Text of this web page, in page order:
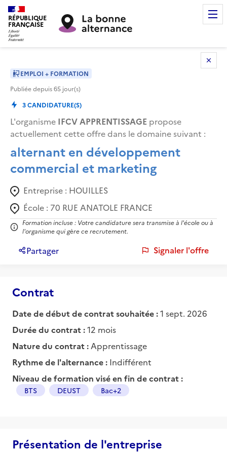
RÉPUBLIQUE
FRANÇAISE
EMPLOI + FORMATION
Publiée depuis65 jour(s)
3CANDIDATURE(S)
L'organisme IFCV APPRENTISSAGE propose
actuellement cette offre dans le domaine suivant :
alternant en développement
commercial et marketing
Entreprise : HOUILLES
École : 70 RUE ANATOLE FRANCE
Formation incluse : Votre candidature sera transmise à l'école ou à
l'organisme qui gère ce recrutement.
Partager Signaler l'offre
Contrat
Date de début de contrat souhaitée :1 sept. 2026
Durée du contrat :12 mois
Nature du contrat : Apprentissage
Rythme de l'alternance : Indifférent
Niveau de formation visé en fin de contrat :
BTS DEUST Bac+2
Présentation de l'entreprise